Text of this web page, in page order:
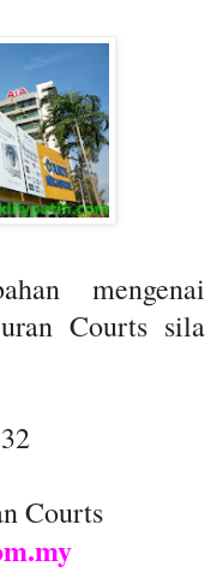
mengenai
Courts sila
Courts